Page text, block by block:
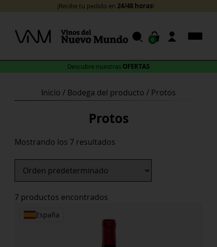
content
Descubre nuestras OFERTAS
¡Recibe tu pedido en 24/48 horas!
0
Inicio / Bodega del producto / Protos
Protos
Mostrando los 7 resultados
7 productos encontrados
España